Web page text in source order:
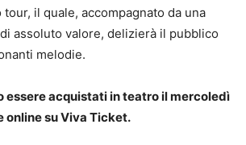
il quale, accompagnato da una
assoluto valore, delizierà il pubblico
melodie.
essere acquistati in teatro il mercoledì
online su Viva Ticket.